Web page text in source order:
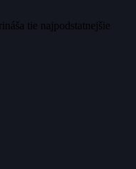
tie najpodstatnejšie